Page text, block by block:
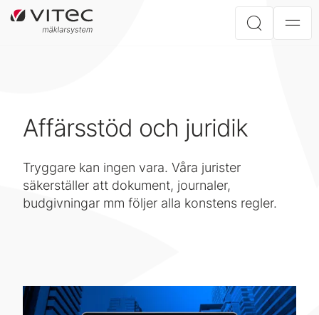
Affärsstöd och juridik
Tryggare kan ingen vara. Våra jurister
säkerställer att dokument, journaler,
budgivningar mm följer alla konstens regler.